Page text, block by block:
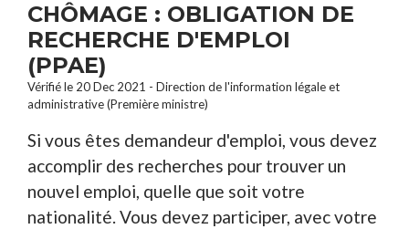
CHÔMAGE : OBLIGATION DE
RECHERCHE D'EMPLOI
(PPAE)
Vérifié le 20 Dec 2021 - Direction de l'information légale et
administrative (Première ministre)
Si vous êtes demandeur d'emploi, vous devez
accomplir des recherches pour trouver un
nouvel emploi, quelle que soit votre
nationalité. Vous devez participer, avec votre